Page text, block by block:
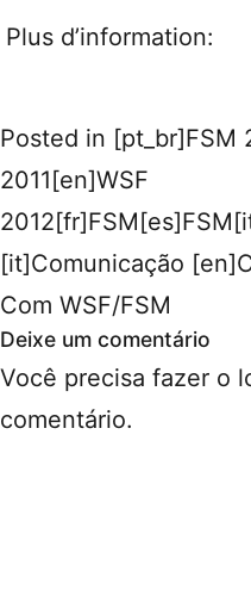
Plus d’information:
Posted in [pt_br]FSM
2011[en]WSF
[it]Comunicação
Com WSF/FSM
Deixe um comentário
Você precisa fazer o
comentário.